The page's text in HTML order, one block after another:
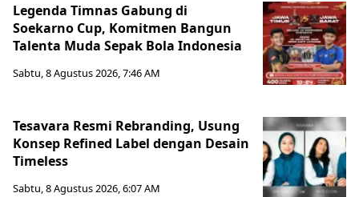
Legenda Timnas Gabung di
Soekarno Cup, Komitmen Bangun
Talenta Muda Sepak Bola Indonesia
Sabtu, 8 Agustus 2026, 7:46 AM
Tesavara Resmi Rebranding, Usung
Konsep Refined Label dengan Desain
Timeless
Sabtu, 8 Agustus 2026, 6:07 AM